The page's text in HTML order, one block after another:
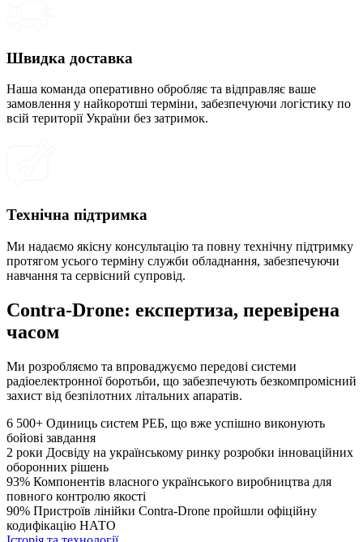
Швидка доставка
Наша команда оперативно обробляє та відправляє ваше
замовлення у найкоротші терміни, забезпечуючи логістику по
всій території України без затримок.
Технічна підтримка
Ми надаємо якісну консультацію та повну технічну підтримку
протягом усього терміну служби обладнання, забезпечуючи
навчання та сервісний супровід.
Contra-Drone: експертиза, перевірена
часом
Ми розробляємо та впроваджуємо передові системи
радіоелектронної боротьби, що забезпечують безкомпромісний
захист від безпілотних літальних апаратів.
6 500+ Одиниць систем РЕБ, що вже успішно виконують
бойові завдання
2 роки Досвіду на українському ринку розробки інноваційних
оборонних рішень
93% Компонентів власного українського виробництва для
повного контролю якості
90% Пристроїв лінійки Contra-Drone пройшли офіційну
кодифікацію НАТО